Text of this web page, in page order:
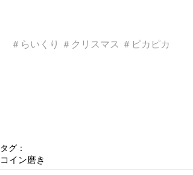
＃らいくり ＃クリスマス ＃ピカピカ
タグ：
コイン磨き